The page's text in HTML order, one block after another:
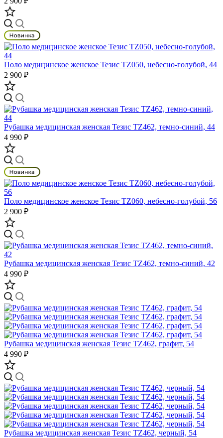
Поло медицинское женское Тезис TZ050, небесно-голубой, 44
2 900 ₽
Рубашка медицинская женская Тезис TZ462, темно-синий, 44
4 990 ₽
Поло медицинское женское Тезис TZ060, небесно-голубой, 56
2 900 ₽
Рубашка медицинская женская Тезис TZ462, темно-синий, 42
4 990 ₽
Рубашка медицинская женская Тезис TZ462, графит, 54
4 990 ₽
Рубашка медицинская женская Тезис TZ462, черный, 54